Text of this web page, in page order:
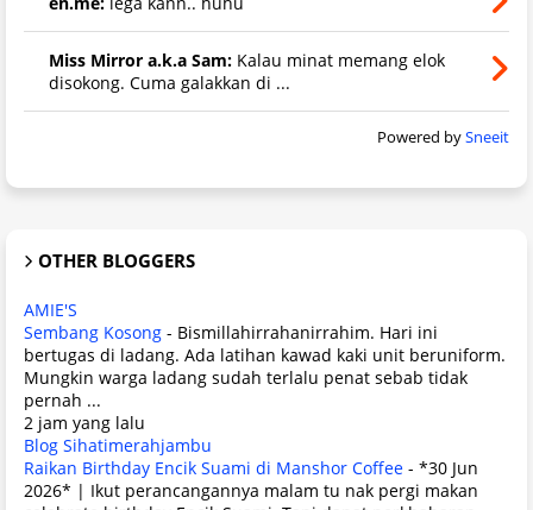
Miss Mirror a.k.a Sam: Kalau minat memang elok
disokong. Cuma galakkan di ...
Powered bySneeit
OTHER BLOGGERS
AMIE'S
Sembang Kosong - Bismillahirrahanirrahim. Hari ini
bertugas di ladang. Ada latihan kawad kaki unit beruniform.
Mungkin warga ladang sudah terlalu penat sebab tidak
pernah ...
2 jam yang lalu
Blog Sihatimerahjambu
Raikan Birthday Encik Suami di Manshor Coffee - *30 Jun
2026* | Ikut perancangannya malam tu nak pergi makan